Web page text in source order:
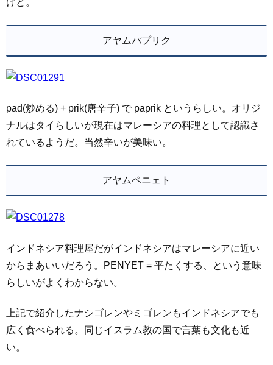
けど。
アヤムパプリク
pad(炒める) + prik(唐辛子) で paprik というらしい。オリジ
ナルはタイらしいが現在はマレーシアの料理として認識さ
れているようだ。当然辛いが美味い。
アヤムペニェト
インドネシア料理屋だがインドネシアはマレーシアに近い
からまあいいだろう。PENYET = 平たくする、という意味
らしいがよくわからない。
上記で紹介したナシゴレンやミゴレンもインドネシアでも
広く食べられる。同じイスラム教の国で言葉も文化も近
い。